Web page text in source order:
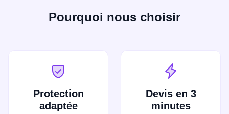
Pourquoi nous choisir
Protection
adaptée
Devis en 3
minutes